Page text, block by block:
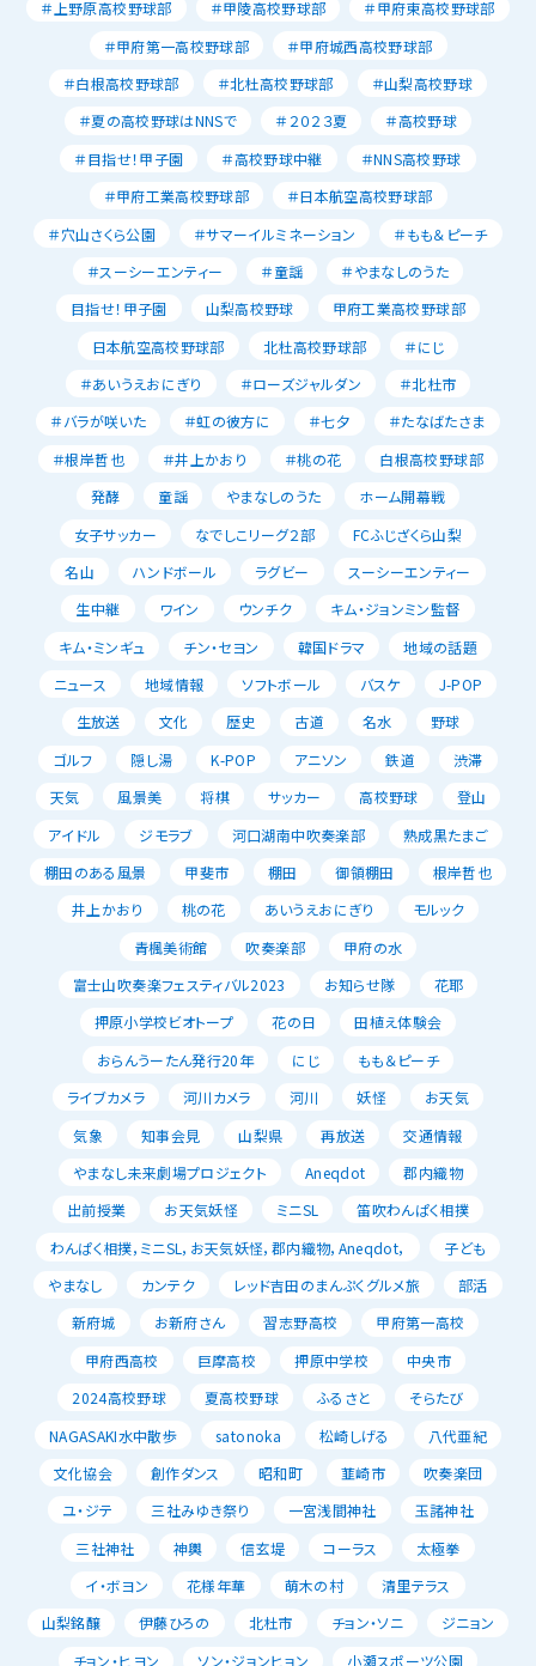
＃上野原高校野球部
＃甲陵高校野球部
＃甲府東高校野球部
＃甲府第一高校野球部
＃甲府城西高校野球部
＃白根高校野球部
＃北杜高校野球部
＃山梨高校野球
＃夏の高校野球はNNSで
＃２０２３夏
＃高校野球
＃目指せ！甲子園
＃高校野球中継
＃NNS高校野球
＃甲府工業高校野球部
＃日本航空高校野球部
＃穴山さくら公園
＃サマーイルミネーション
＃もも＆ピーチ
＃スーシーエンティー
＃童謡
＃やまなしのうた
目指せ！甲子園
山梨高校野球
甲府工業高校野球部
日本航空高校野球部
北杜高校野球部
＃にじ
＃あいうえおにぎり
＃ローズジャルダン
＃北杜市
＃バラが咲いた
＃虹の彼方に ＃七夕
＃たなばたさま
＃根岸哲也
＃井上かおり ＃桃の花
白根高校野球部
発酵
童謡 やまなしのうた
ホーム開幕戦
女子サッカー
なでしこリーグ２部
FCふじざくら山梨
名山
ハンドボール ラグビー
スーシーエンティー
生中継
ワイン ウンチク
キム・ジョンミン監督
キム・ミンギュ
チン・セヨン 韓国ドラマ
地域の話題
ニュース
地域情報 ソフトボール バスケ
J-POP
生放送
文化 歴史 古道 名水
野球
ゴルフ
隠し湯 K-POP アニソン 鉄道
渋滞
天気
風景美 将棋 サッカー 高校野球
登山
アイドル
ジモラブ 河口湖南中吹奏楽部
熟成黒たまご
棚田のある風景
甲斐市 棚田 御領棚田
根岸哲也
井上かおり
桃の花 あいうえおにぎり
モルック
青楓美術館
吹奏楽部
甲府の水
富士山吹奏楽フェスティバル2023
お知らせ隊
花耶
押原小学校ビオトープ
花の日
田植え体験会
おらんうーたん発行20年
にじ
もも＆ピーチ
ライブカメラ
河川カメラ 河川 妖怪
お天気
気象
知事会見 山梨県 再放送
交通情報
やまなし未来劇場プロジェクト
Aneqdot
郡内織物
出前授業
お天気妖怪 ミニSL
笛吹わんぱく相撲
わんぱく相撲，ミニSL，お天気妖怪，郡内織物，Aneqdot，
子ども
やまなし
カンテク レッド吉田のまんぷくグルメ旅
部活
新府城
お新府さん 習志野高校
甲府第一高校
甲府西高校
巨摩高校 押原中学校
中央市
2024高校野球
夏高校野球 ふるさと
そらたび
NAGASAKI水中散歩
satonoka 松崎しげる
八代亜紀
文化協会
創作ダンス 昭和町 韮崎市
吹奏楽団
ユ・ジテ
三社みゆき祭り 一宮浅間神社
玉諸神社
三社神社
神輿 信玄堤 コーラス
太極拳
イ・ボヨン
花様年華 萌木の村
清里テラス
山梨銘醸
伊藤ひろの 北杜市 チョン・ソニ
ジニョン
チョン・ヒヨン
ソン・ジョンヒョン 小瀬スポーツ公園